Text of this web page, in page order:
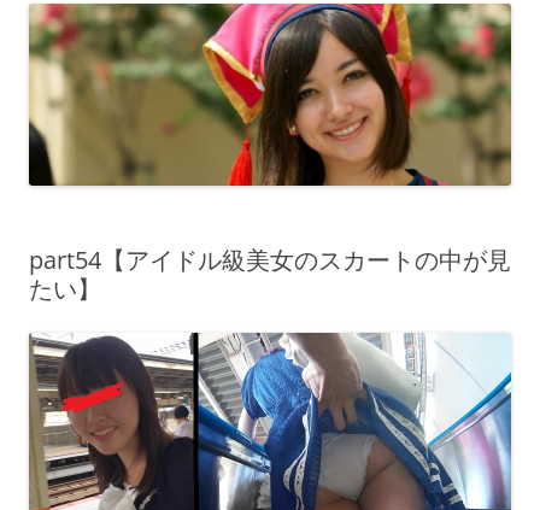
part54【アイドル級美女のスカートの中が見
たい】